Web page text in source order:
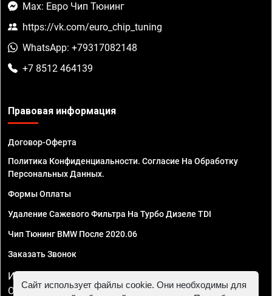
Max: Евро Чип Тюнинг
https://vk.com/euro_chip_tuning
WhatsApp: +79317082148
+7 8512 464139
Правовая информация
Договор-Оферта
Политика Конфиденциальности. Согласие На Обработку
Персональных Данных.
Формы Оплаты
Удаление Сажевого Фильтра На Турбо Дизеле TDI
Чип Тюнинг BMW После 2020.06
Заказать Звонок
ИП Смирнов Георгий Павлович. ИНН 781302555843,
ОГРНИП 324470400032610
Сайт использует файлы cookie. Они необходимы для